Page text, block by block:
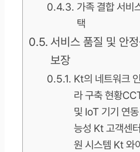
가족 결합 서비
택
서비스 품질 및 안
보장
Kt의 네트워크
라 구축 현황
및 IoT 기기 연
능성 Kt 고객센
원 시스템 Kt 와